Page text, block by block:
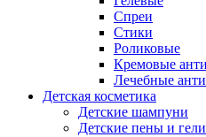
Спреи
Стики
Роликовые
Кремовые
Лечебные
Детская косметика
Детские шампуни
Детские пены и гели